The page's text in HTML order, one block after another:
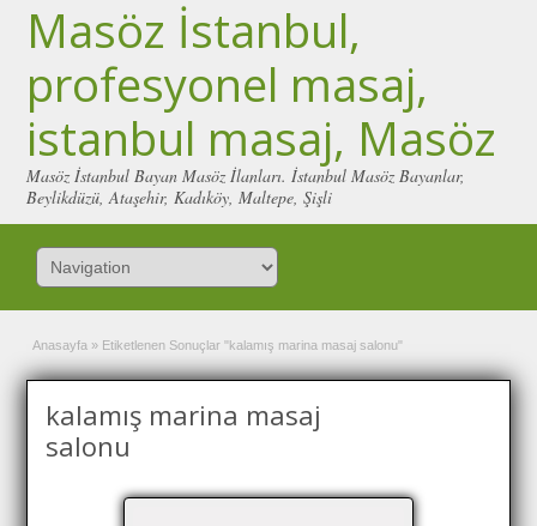
Masöz İstanbul,
profesyonel masaj,
istanbul masaj, Masöz
Masöz İstanbul Bayan Masöz İlanları. İstanbul Masöz Bayanlar,
Beylikdüzü, Ataşehir, Kadıköy, Maltepe, Şişli
Anasayfa » Etiketlenen Sonuçlar "kalamış marina masaj salonu"
kalamış marina masaj
salonu